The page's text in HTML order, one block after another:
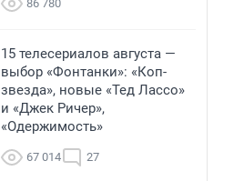
86 780
15 телесериалов августа —
выбор «Фонтанки»: «Коп-
звезда», новые «Тед Лассо»
и «Джек Ричер»,
«Одержимость»
67 014 27